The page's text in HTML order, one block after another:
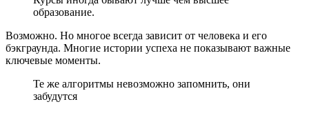
образование.
Возможно. Но многое всегда зависит от человека и его
бэкграунда. Многие истории успеха не показывают важные
ключевые моменты.
Те же алгоритмы невозможно запомнить, они
забудутся